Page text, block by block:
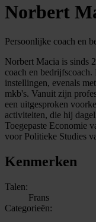
Norbert
Persoonlijke coach en
Norbert Macia is sinds
coach en
instellingen, evenals
mkb's. Vanuit zijn
een uitgesproken
activiteiten, die hij
Toegepaste Economie
voor Politieke Studies
Kenmerken
Talen:
Frans
Categorieën: